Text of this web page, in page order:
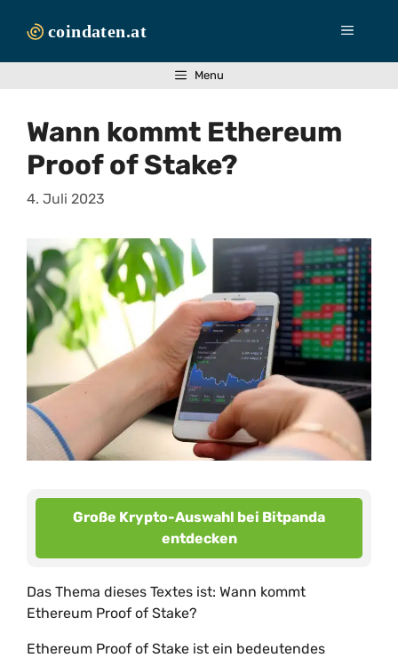
Inhalt
Menü
Menu
Wann kommt Ethereum
Proof of Stake?
4. Juli 2023
Große Krypto-Auswahl bei Bitpanda
entdecken
Das Thema dieses Textes ist: Wann kommt
Ethereum Proof of Stake?
Ethereum Proof of Stake ist ein bedeutendes